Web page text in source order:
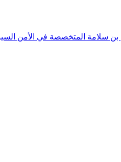
بن سلامة المتخصصة في الأمن